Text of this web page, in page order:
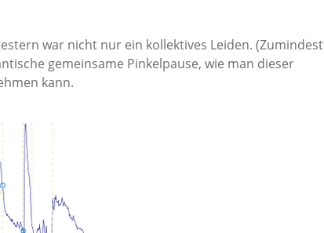
war nicht nur ein kollektives Leiden. (Zumindest
gemeinsame Pinkelpause, wie man dieser
kann.